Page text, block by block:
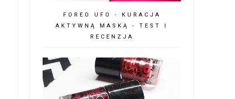
FOREO UFO - KURACJA
AKTYWNĄ MASKĄ - TEST I
RECENZJA